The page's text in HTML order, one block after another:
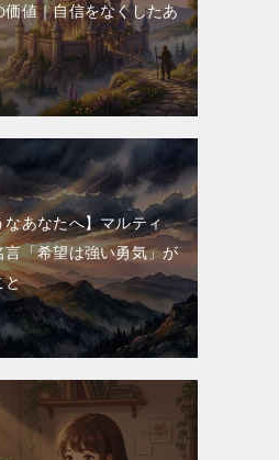
価値｜自信をなくしたあ
なあなたへ】マルティ
言「希望は強い勇気」が
と